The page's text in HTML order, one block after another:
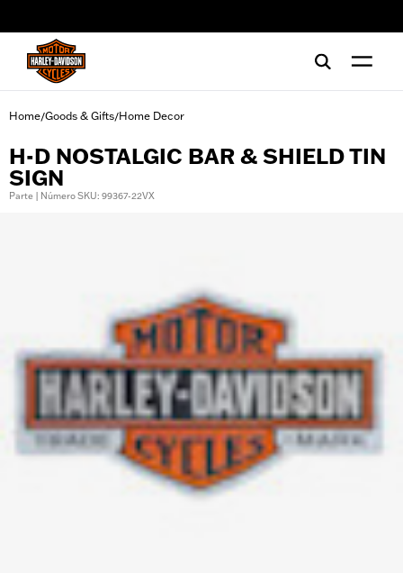
Home/Goods & Gifts/Home Decor
H-D NOSTALGIC BAR & SHIELD TIN
SIGN
Parte | Número SKU: 99367-22VX